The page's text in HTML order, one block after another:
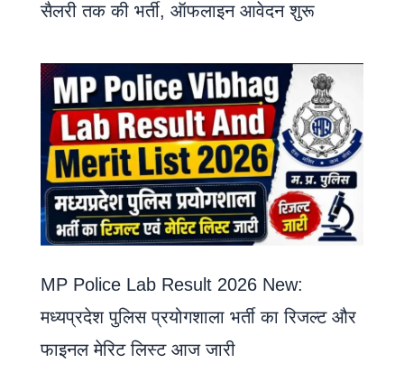
सैलरी तक की भर्ती, ऑफलाइन आवेदन शुरू
MP Police Lab Result 2026 New:
मध्यप्रदेश पुलिस प्रयोगशाला भर्ती का रिजल्ट और
फाइनल मेरिट लिस्ट आज जारी